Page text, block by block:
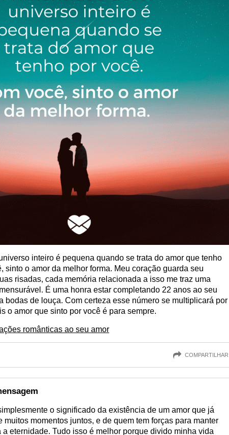
inteiro é pequena quando se trata do amor que tenho
sinto o amor da melhor forma. Meu coração guarda seu
risadas, cada memória relacionada a isso me traz uma
É uma honra estar completando 22 anos ao seu
bodas de louça. Com certeza esse número se multiplicará por
o amor que sinto por você é para sempre.
românticas ao seu amor
COMPARTILHAR
o significado da existência de um amor que já
muitos momentos juntos, e de quem tem forças para manter
a eternidade. Tudo isso é melhor porque divido minha vida